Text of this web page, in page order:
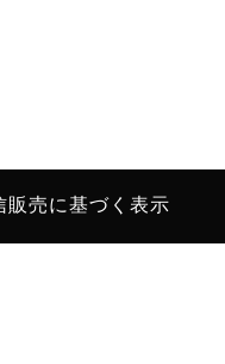
販売に基づく表示